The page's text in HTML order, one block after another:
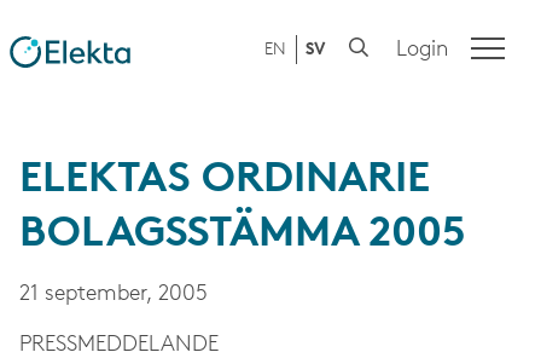
EN SV Login
ELEKTAS ORDINARIE
BOLAGSSTÄMMA 2005
21 september, 2005
PRESS­MEDDELANDE